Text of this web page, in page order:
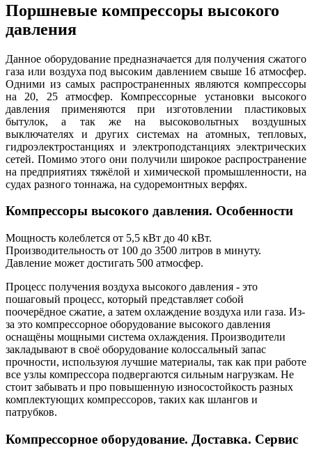
Поршневые компрессоры высокого
давления
Данное оборудование предназначается для получения сжатого
газа или воздуха под высоким давлением свыше 16 атмосфер.
Одними из самых распространенных являются компрессоры
на 20, 25 атмосфер. Компрессорные установки высокого
давления применяются при изготовлении пластиковых
бытулок, а так же на высоковольтных воздушных
выключателях и других системах на атомных, тепловых,
гидроэлектростанциях и электроподстанциях электрических
сетей. Помимо этого они получили широкое распространение
на предприятиях тяжёлой и химической промышленности, на
судах разного тоннажа, на судоремонтных верфях.
Компрессоры высокого давления. Особенности
Мощность колеблется от 5,5 кВт до 40 кВт.
Производительность от 100 до 3500 литров в минуту.
Давление может достигать 500 атмосфер.
Процесс получения воздуха высокого давления - это
пошаговый процесс, который представляет собой
поочерёдное сжатие, а затем охлаждение воздуха или газа. Из-
за это компрессорное оборудование высокого давления
оснащёны мощными система охлаждения. Производители
закладывают в своё оборудование колоссальный запас
прочности, используюя лучшие материалы, так как при работе
все узлы компрессора подвергаются сильным нагрузкам. Не
стоит забывать и про повышенную износостойкость разных
комплектующих компрессоров, таких как шлангов и
патрубков.
Компрессорное оборудование. Доставка. Сервиc